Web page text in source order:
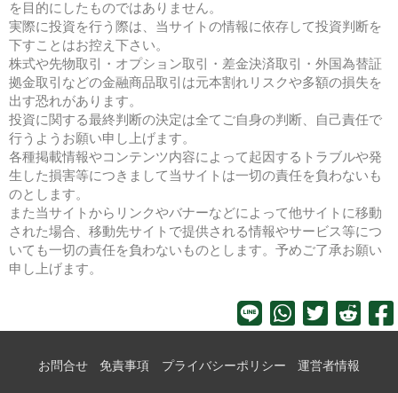
を目的にしたものではありません。
実際に投資を行う際は、当サイトの情報に依存して投資判断を
下すことはお控え下さい。
株式や先物取引・オプション取引・差金決済取引・外国為替証
拠金取引などの金融商品取引は元本割れリスクや多額の損失を
出す恐れがあります。
投資に関する最終判断の決定は全てご自身の判断、自己責任で
行うようお願い申し上げます。
各種掲載情報やコンテンツ内容によって起因するトラブルや発
生した損害等につきまして当サイトは一切の責任を負わないも
のとします。
また当サイトからリンクやバナーなどによって他サイトに移動
された場合、移動先サイトで提供される情報やサービス等につ
いても一切の責任を負わないものとします。予めご了承お願い
申し上げます。
お問合せ 免責事項 プライバシーポリシー 運営者情報